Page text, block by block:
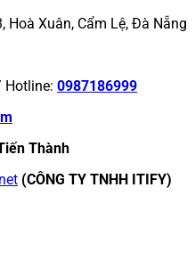
Hoà Xuân, Cẩm Lệ, Đà Nẵng
Hotline: 0987186999
Thành
(CÔNG TY TNHH ITIFY)